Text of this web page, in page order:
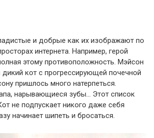
и добрые как их изображают по
интернета. Например, герой
этому противоположность. Мэйсон
дикий кот с прогрессирующей почечной
пришлось много натерпеться.
нарывающиеся зубы… Этот список
не подпускает никого даже себя
начинает шипеть и бросаться.